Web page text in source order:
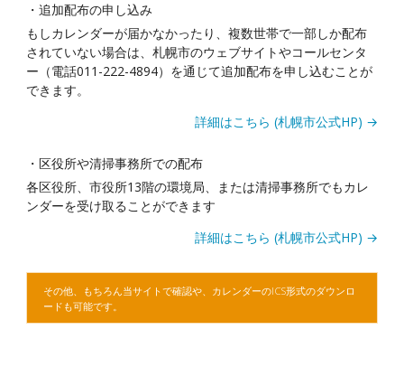
・追加配布の申し込み
もしカレンダーが届かなかったり、複数世帯で一部しか配布
されていない場合は、札幌市のウェブサイトやコールセンタ
ー（電話011-222-4894）を通じて追加配布を申し込むことが
できます。
詳細はこちら (札幌市公式HP) →
・区役所や清掃事務所での配布
各区役所、市役所13階の環境局、または清掃事務所でもカレ
ンダーを受け取ることができます
詳細はこちら (札幌市公式HP) →
その他、もちろん当サイトで確認や、カレンダーのICS形式のダウンロ
ードも可能です。